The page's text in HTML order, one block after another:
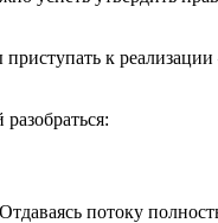
к
потоку